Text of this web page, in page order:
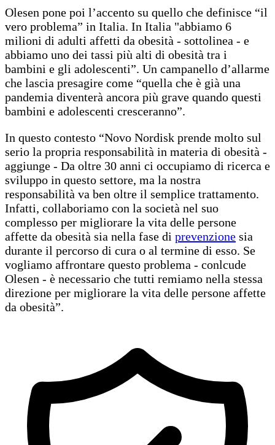
Olesen pone poi l’accento su quello che definisce “il
vero problema” in Italia. In Italia "abbiamo 6
milioni di adulti affetti da obesità - sottolinea - e
abbiamo uno dei tassi più alti di obesità tra i
bambini e gli adolescenti”. Un campanello d’allarme
che lascia presagire come “quella che è già una
pandemia diventerà ancora più grave quando questi
bambini e adolescenti cresceranno”.
In questo contesto “Novo Nordisk prende molto sul
serio la propria responsabilità in materia di obesità -
aggiunge - Da oltre 30 anni ci occupiamo di ricerca e
sviluppo in questo settore, ma la nostra
responsabilità va ben oltre il semplice trattamento.
Infatti, collaboriamo con la società nel suo
complesso per migliorare la vita delle persone
affette da obesità sia nella fase di prevenzione sia
durante il percorso di cura o al termine di esso. Se
vogliamo affrontare questo problema - conlcude
Olesen - è necessario che tutti remiamo nella stessa
direzione per migliorare la vita delle persone affette
da obesità”.